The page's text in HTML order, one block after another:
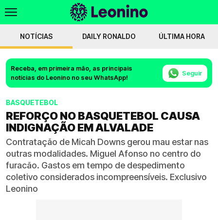
NOTÍCIAS DAILY RONALDO ÚLTIMA HORA
Receba, em primeira mão, as principais
notícias do Leonino no seu WhatsApp!
Seguir
BASQUETEBOL
REFORÇO NO BASQUETEBOL CAUSA
INDIGNAÇÃO EM ALVALADE
Contratação de Micah Downs gerou mau estar nas
outras modalidades. Miguel Afonso no centro do
furacão. Gastos em tempo de despedimento
coletivo considerados incompreensíveis. Exclusivo
Leonino